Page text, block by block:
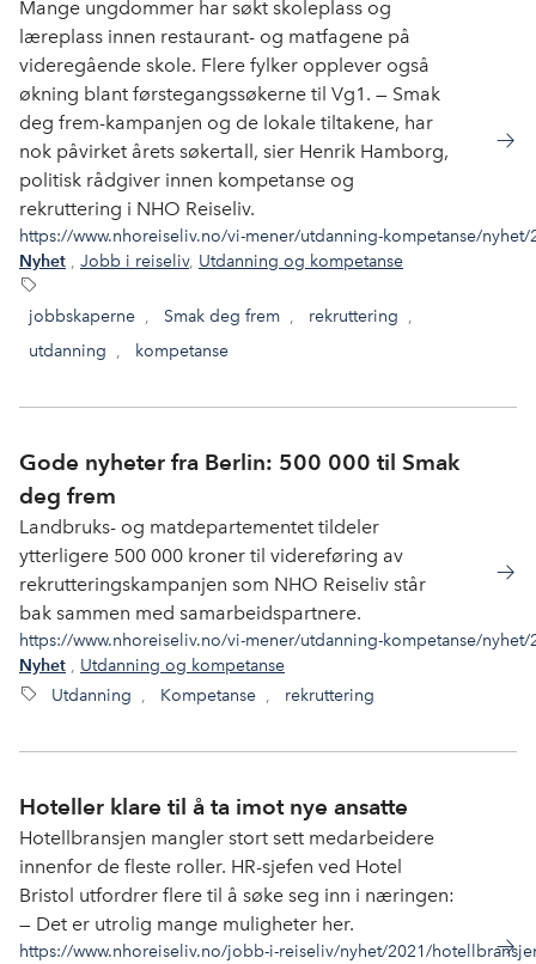
Mange ungdommer har søkt skoleplass og
læreplass innen restaurant- og matfagene på
videregående skole. Flere fylker opplever også
økning blant førstegangssøkerne til Vg1. — Smak
deg frem-kampanjen og de lokale tiltakene, har
nok påvirket årets søkertall, sier Henrik Hamborg,
politisk rådgiver innen kompetanse og
rekruttering i NHO Reiseliv.
https://www.nhoreiseliv.no/vi-mener/utdanning-kompetanse/
Nyhet , Jobb i reiseliv, Utdanning og kompetanse
jobbskaperne , Smak deg frem , rekruttering ,
utdanning , kompetanse
Gode nyheter fra Berlin: 500 000 til Smak
deg frem
Landbruks- og matdepartementet tildeler
ytterligere 500 000 kroner til videreføring av
rekrutteringskampanjen som NHO Reiseliv står
bak sammen med samarbeidspartnere.
https://www.nhoreiseliv.no/vi-mener/utdanning-kompetanse/
Nyhet , Utdanning og kompetanse
Utdanning , Kompetanse , rekruttering
Hoteller klare til å ta imot nye ansatte
Hotellbransjen mangler stort sett medarbeidere
innenfor de fleste roller. HR-sjefen ved Hotel
Bristol utfordrer flere til å søke seg inn i næringen:
— Det er utrolig mange muligheter her.
https://www.nhoreiseliv.no/jobb-i-reiseliv/nyhet/2021/